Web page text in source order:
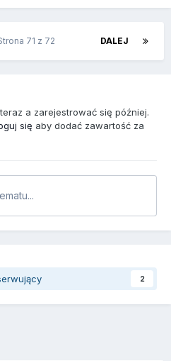
DALEJ
71 z 72
a zarejestrować się później.
się aby dodać zawartość za
2